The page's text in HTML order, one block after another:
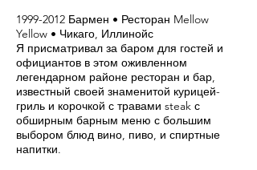
1999-2012 Бармен • Ресторан Mellow
Yellow • Чикаго, Иллинойс
Я присматривал за баром для гостей и
официантов в этом оживленном
легендарном районе ресторан и бар,
известный своей знаменитой курицей-
гриль и корочкой с травами steak с
обширным барным меню с большим
выбором блюд вино, пиво, и спиртные
напитки.